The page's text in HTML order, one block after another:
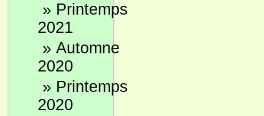
» Printemps
2021
» Automne
2020
» Printemps
2020